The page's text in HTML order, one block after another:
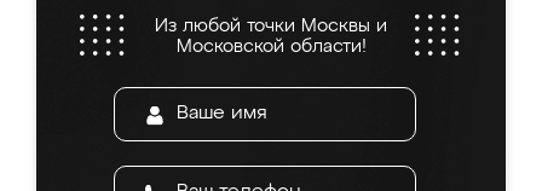
Из любой точки Москвы и
Московской области!